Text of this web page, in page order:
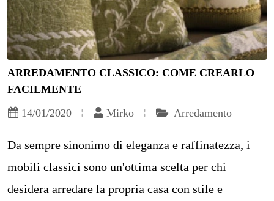
ARREDAMENTO CLASSICO: COME CREARLO
FACILMENTE
14/01/2020
Mirko Arredamento
Da sempre sinonimo di eleganza e raffinatezza, i
mobili classici sono un'ottima scelta per chi
desidera arredare la propria casa con stile e